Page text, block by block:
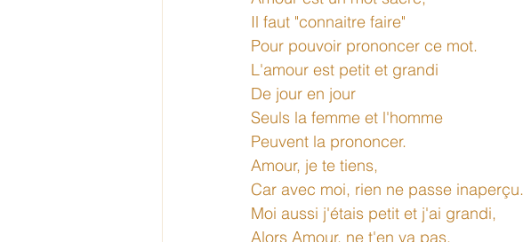
Il faut "connaitre faire"
Pour pouvoir prononcer ce mot.
L'amour est petit et grandi
De jour en jour
Seuls la femme et l'homme
Peuvent la prononcer.
Amour, je te tiens,
Car avec moi, rien ne passe inaperçu.
Moi aussi j'étais petit et j'ai grandi,
Alors Amour, ne t'en va pas,